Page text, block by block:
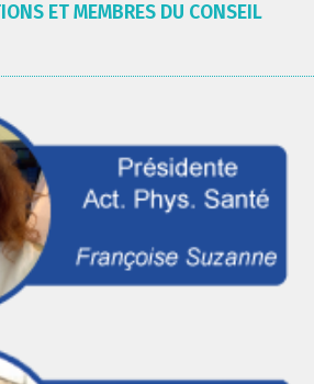
ET MEMBRES DU CONSEIL